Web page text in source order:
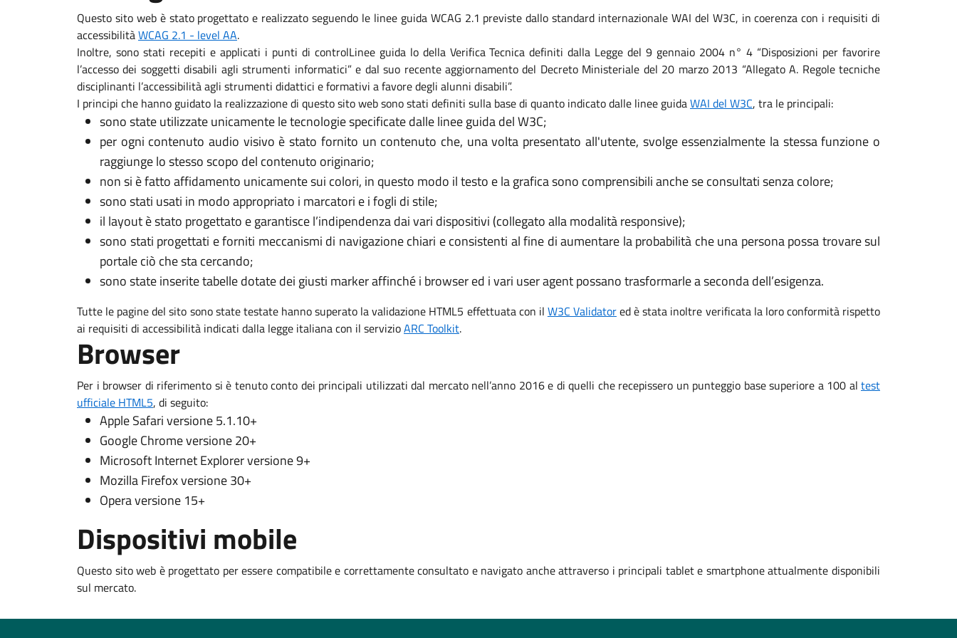
Questo sito web è stato progettato e realizzato seguendo le linee guida WCAG 2.1 previste dallo standard internazionale WAI del W3C, in coerenza con i requisiti di
accessibilitàWCAG 2.1 - level AA.
Inoltre, sono stati recepiti e applicati i punti di controlLinee guida lo della Verifica Tecnica definiti dalla Legge del 9 gennaio 2004 n° 4 “Disposizioni per favorire
l’accesso dei soggetti disabili agli strumenti informatici” e dal suo recente aggiornamento del Decreto Ministeriale del 20 marzo 2013 “Allegato A. Regole tecniche
disciplinanti l’accessibilità agli strumenti didattici e formativi a favore degli alunni disabili”.
I principi che hanno guidato la realizzazione di questo sito web sono stati definiti sulla base di quanto indicato dalle linee guidaWAI del W3C, tra le principali:
sono state utilizzate unicamente le tecnologie specificate dalle linee guida del W3C;
per ogni contenuto audio visivo è stato fornito un contenuto che, una volta presentato all'utente, svolge essenzialmente la stessa funzione o
raggiunge lo stesso scopo del contenuto originario;
non si è fatto affidamento unicamente sui colori, in questo modo il testo e la grafica sono comprensibili anche se consultati senza colore;
sono stati usati in modo appropriato i marcatori e i fogli di stile;
il layout è stato progettato e garantisce l’indipendenza dai vari dispositivi (collegato alla modalità responsive);
sono stati progettati e forniti meccanismi di navigazione chiari e consistenti al fine di aumentare la probabilità che una persona possa trovare sul
portale ciò che sta cercando;
sono state inserite tabelle dotate dei giusti marker affinché i browser ed i vari user agent possano trasformarle a seconda dell’esigenza.
Tutte le pagine del sito sono state testate hanno superato la validazione HTML5 effettuata con il W3C Validatored è stata inoltre verificata la loro conformità rispetto
ai requisiti di accessibilità indicati dalla legge italiana con il servizioARC Toolkit.
Browser
Per i browser di riferimento si è tenuto conto dei principali utilizzati dal mercato nell’anno 2016 e di quelli che recepissero un punteggio base superiore a 100 al test
ufficiale HTML5, di seguito:
Apple Safari versione 5.1.10+
Google Chrome versione 20+
Microsoft Internet Explorer versione 9+
Mozilla Firefox versione 30+
Opera versione 15+
Dispositivi mobile
Questo sito web è progettato per essere compatibile e correttamente consultato e navigato anche attraverso i principali tablet e smartphone attualmente disponibili
sul mercato.